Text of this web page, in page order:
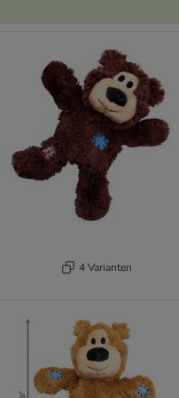
4 Varianten